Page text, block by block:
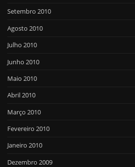
Setembro 2010
Agosto 2010
Julho 2010
Junho 2010
Maio 2010
Abril 2010
Março 2010
Fevereiro 2010
Janeiro 2010
Dezembro 2009